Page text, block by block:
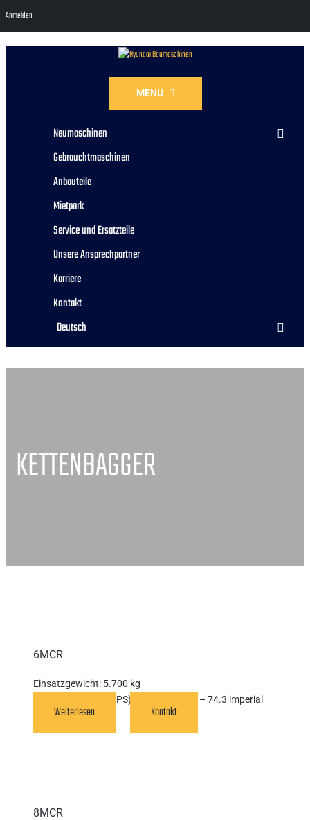
MENU
Neumaschinen
Gebrauchtmaschinen
Anbauteile
Mietpark
Service und Ersatzteile
Unsere Ansprechpartner
Karriere
Kontakt
Deutsch
KETTENBAGGER
6MCR
Einsatzgewicht: 5.700 kg
Motorleistung (kW/PS):
55,4 kW (75hp – 74.3 imperial
Weiterlesen Kontakt
8MCR
Anmelden